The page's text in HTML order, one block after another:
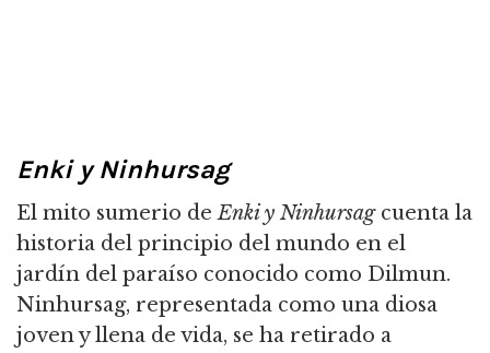
Enki y Ninhursag
El mito sumerio deEnki y Ninhursagcuenta la
historia del principio del mundo en el
jardín del paraíso conocido como Dilmun.
Ninhursag, representada como una diosa
joven y llena de vida, se ha retirado a